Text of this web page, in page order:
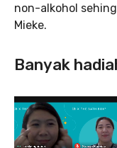
non-alkohol
Mieke.
Banyak